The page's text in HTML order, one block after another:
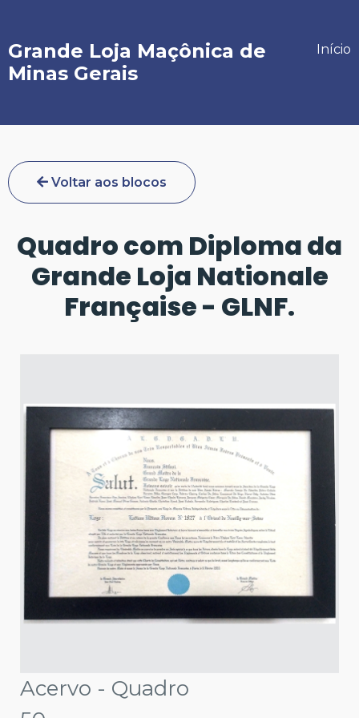
Início
Grande Loja Maçônica de
Minas Gerais
Voltar aos blocos
Quadro com Diploma da
Grande Loja Nationale
Française - GLNF.
Acervo - Quadro